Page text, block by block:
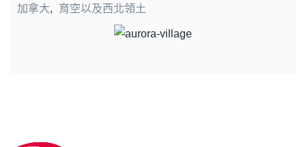
加拿大, 育空以及西北領土